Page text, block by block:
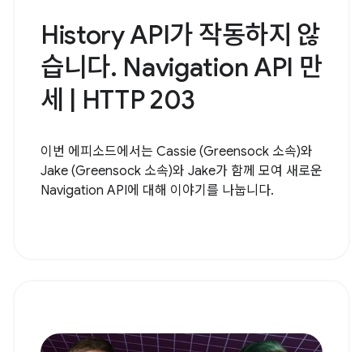
History API가 작동하지 않
습니다. Navigation API 만
세 | HTTP 203
이번 에피소드에서는 Cassie (Greensock 소속)와
Jake (Greensock 소속)와 Jake가 함께 모여 새로운
Navigation API에 대해 이야기를 나눕니다.